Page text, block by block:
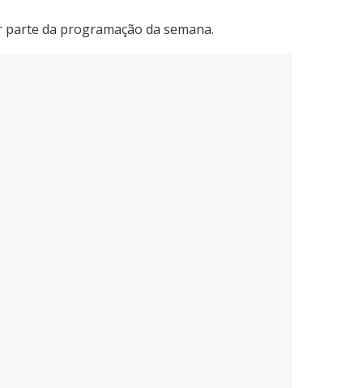
da programação da semana.